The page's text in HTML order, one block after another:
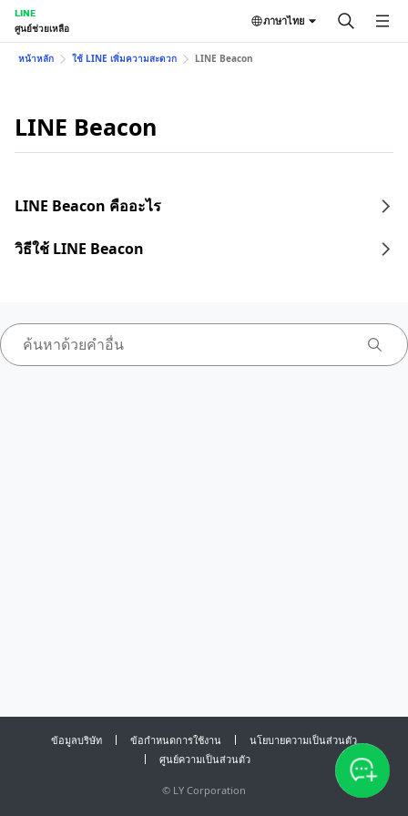
LINE
ศูนย์ช่วยเหลือ
ภาษาไทย
หน้าหลัก ใช้ LINE เพิ่มความสะดวก LINE Beacon
LINE Beacon
LINE Beacon คืออะไร
วิธีใช้ LINE Beacon
ข้อมูลบริษัท ข้อกำหนดการใช้งาน
นโยบายความเป็นส่วนตัว
ศูนย์ความเป็นส่วนตัว
© LY Corporation